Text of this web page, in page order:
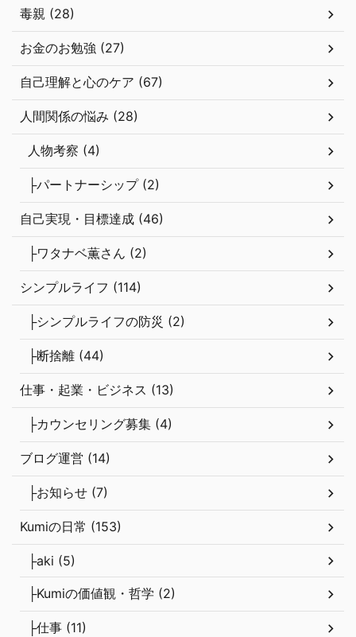
毒親 (28)
お金のお勉強 (27)
自己理解と心のケア (67)
人間関係の悩み (28)
人物考察 (4)
├パートナーシップ (2)
自己実現・目標達成 (46)
├ワタナベ薫さん (2)
シンプルライフ (114)
├シンプルライフの防災 (2)
├断捨離 (44)
仕事・起業・ビジネス (13)
├カウンセリング募集 (4)
ブログ運営 (14)
├お知らせ (7)
Kumiの日常 (153)
├aki (5)
├Kumiの価値観・哲学 (2)
├仕事 (11)